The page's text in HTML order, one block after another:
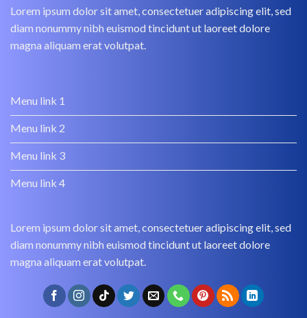
Lorem ipsum dolor sit amet, consectetuer adipiscing elit, sed
diam nonummy nibh euismod tincidunt ut laoreet dolore
magna aliquam erat volutpat.
Menu link 1
Menu link 2
Menu link 3
Menu link 4
Lorem ipsum dolor sit amet, consectetuer adipiscing elit, sed
diam nonummy nibh euismod tincidunt ut laoreet dolore
magna aliquam erat volutpat.